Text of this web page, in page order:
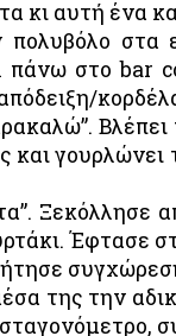
κι αυτή ένα
στα
στο bar
και
Ξεκόλλησε
Έφτασε
της την